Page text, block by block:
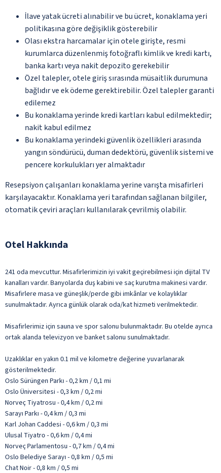
İlave yatak ücreti alınabilir ve bu ücret, konaklama yeri
politikasına göre değişiklik gösterebilir
Olası ekstra harcamalar için otele girişte, resmi
kurumlarca düzenlenmiş fotoğraflı kimlik ve kredi kartı,
banka kartı veya nakit depozito gerekebilir
Özel talepler, otele giriş sırasında müsaitlik durumuna
bağlıdır ve ek ödeme gerektirebilir. Özel talepler garanti
edilemez
Bu konaklama yerinde kredi kartları kabul edilmektedir;
nakit kabul edilmez
Bu konaklama yerindeki güvenlik özellikleri arasında
yangın söndürücü, duman dedektörü, güvenlik sistemi ve
pencere korkulukları yer almaktadır
Resepsiyon çalışanları konaklama yerine varışta misafirleri
karşılayacaktır. Konaklama yeri tarafından sağlanan bilgiler,
otomatik çeviri araçları kullanılarak çevrilmiş olabilir.
Otel Hakkında
241 oda mevcuttur. Misafirlerimizin iyi vakit geçirebilmesi için dijital TV
kanalları vardır. Banyolarda duş kabini ve saç kurutma makinesi vardır.
Misafirlere masa ve güneşlik/perde gibi imkânlar ve kolaylıklar
sunulmaktadır. Ayrıca günlük olarak oda/kat hizmeti verilmektedir.
Misafirlerimiz için sauna ve spor salonu bulunmaktadır. Bu otelde ayrıca
ortak alanda televizyon ve banket salonu sunulmaktadır.
Uzaklıklar en yakın 0.1 mil ve kilometre değerine yuvarlanarak
gösterilmektedir.
Oslo Sürüngen Parkı - 0,2 km / 0,1 mi
Oslo Üniversitesi - 0,3 km / 0,2 mi
Norveç Tiyatrosu - 0,4 km / 0,2 mi
Sarayı Parkı - 0,4 km / 0,3 mi
Karl Johan Caddesi - 0,6 km / 0,3 mi
Ulusal Tiyatro - 0,6 km / 0,4 mi
Norveç Parlamentosu - 0,7 km / 0,4 mi
Oslo Belediye Sarayı - 0,8 km / 0,5 mi
Chat Noir - 0,8 km / 0,5 mi